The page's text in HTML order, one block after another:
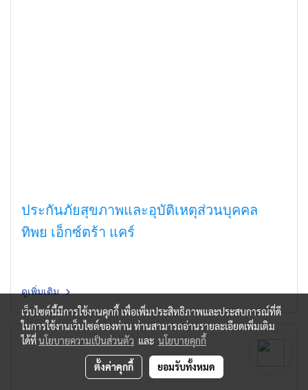
ประกันภัยสุขภาพและอุบัติเหตุส่วนบุคคล
ทิพย เอ็กซ์ตร้า แคร์
ดูเพิ่มเติม
เว็บไซต์นี้มีการใช้งานคุกกี้ เพื่อเพิ่มประสิทธิภาพและประสบการณ์ที่ดี
ในการใช้งานเว็บไซต์ของท่าน ท่านสามารถอ่านรายละเอียดเพิ่มเติม
ได้ที่นโยบายความเป็นส่วนตัว และ นโยบายคุกกี้
ตั้งค่าคุกกี้ ยอมรับทั้งหมด